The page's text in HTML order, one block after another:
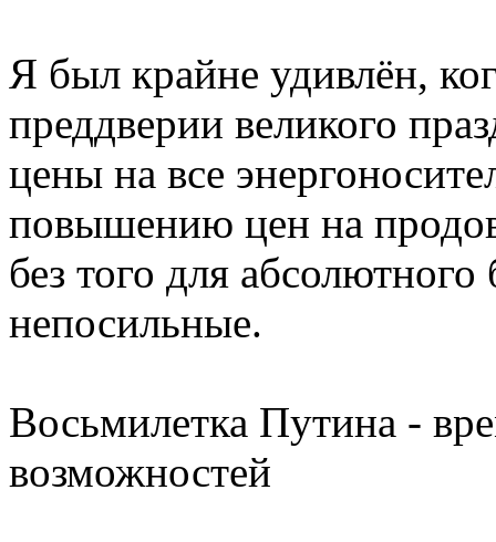
Я был крайне удивлён,
преддверии великого
цены на все
повышению цен на
без того для
непосильные.
Восьмилетка Путина -
возможностей